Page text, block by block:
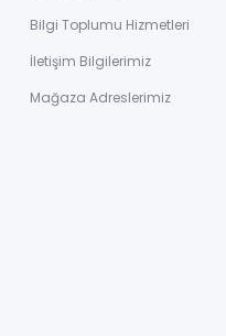
Bilgi Toplumu Hizmetleri
İletişim Bilgilerimiz
Mağaza Adreslerimiz